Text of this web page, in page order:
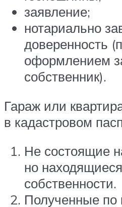
заявление;
нотариально
доверенность
оформлением
собственник).
Гараж или
в кадастровом
Не состоящие
но
собственности.
Полученные по